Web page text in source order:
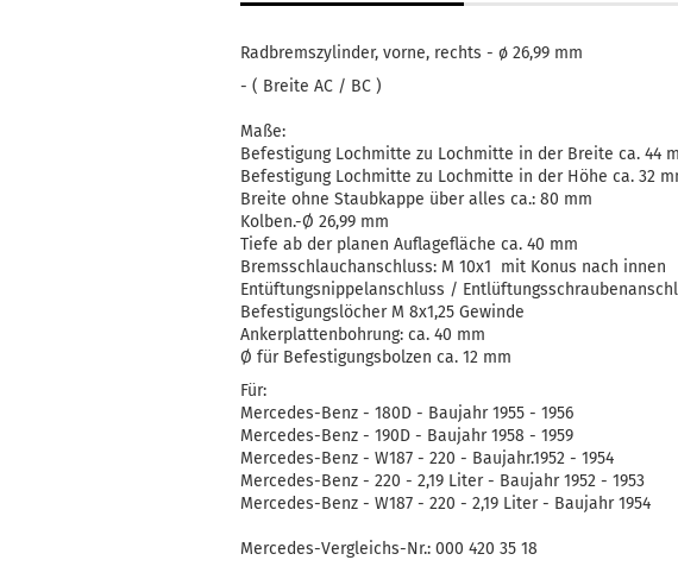
Radbremszylinder, vorne, rechts - ø 26,99 mm
- ( Breite AC / BC )
Maße:
Befestigung Lochmitte zu Lochmitte in der Breite ca. 44
Befestigung Lochmitte zu Lochmitte in der Höhe ca. 32
Breite ohne Staubkappe über alles ca.: 80 mm
Kolben.-Ø 26,99 mm
Tiefe ab der planen Auflagefläche ca. 40 mm
Bremsschlauchanschluss: M 10x1 mit Konus nach innen
Entüftungsnippelanschluss /
Befestigungslöcher M 8x1,25 Gewinde
Ankerplattenbohrung: ca. 40 mm
Ø für Befestigungsbolzen ca. 12 mm
Für:
Mercedes-Benz - 180D - Baujahr 1955 - 1956
Mercedes-Benz - 190D - Baujahr 1958 - 1959
Mercedes-Benz - W187 - 220 - Baujahr.1952 - 1954
Mercedes-Benz - 220 - 2,19 Liter - Baujahr 1952 - 1953
Mercedes-Benz - W187 - 220 - 2,19 Liter - Baujahr 1954
Mercedes-Vergleichs-Nr.: 000 420 35 18